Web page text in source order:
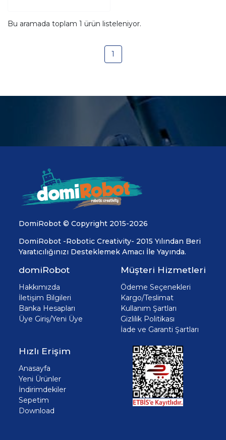
Bu aramada toplam 1 ürün listeleniyor.
1
DomiRobot © Copyright 2015-2026
DomiRobot -Robotic Creativity- 2015 Yılından Beri
Yaratıcılığınızı Desteklemek Amacı İle Yayında.
domiRobot
Hakkımızda
İletişim Bilgileri
Banka Hesapları
Üye Giriş/Yeni Üye
Müşteri Hizmetleri
Ödeme Seçenekleri
Kargo/Teslimat
Kullanım Şartları
Gizlilik Politikası
İade ve Garanti Şartları
Hızlı Erişim
Anasayfa
Yeni Ürünler
İndirimdekiler
Sepetim
Download